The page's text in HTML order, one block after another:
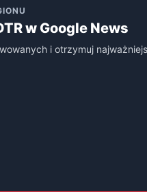
w Google News
i otrzymuj